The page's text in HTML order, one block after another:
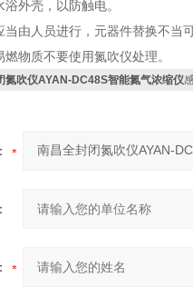
外壳，以防触电。
由人员进行，元器件替换不当
物质不要使用氮吹仪处理。
氮吹仪AYAN-DC48S智能氮气浓缩仪